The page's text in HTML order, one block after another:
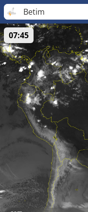
Betim
07:45